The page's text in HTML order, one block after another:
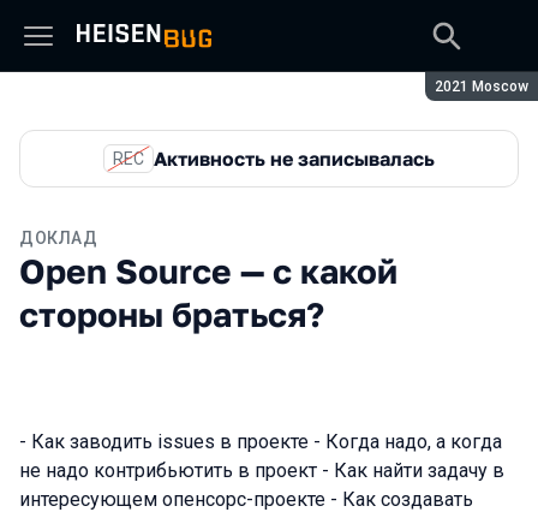
Сезон:
2021 Moscow
REC Активность не записывалась
ДОКЛАД
Open Source — с какой
стороны браться?
- Как заводить issues в проекте - Когда надо, а когда
не надо контрибьютить в проект - Как найти задачу в
интересующем опенсорс-проекте - Как создавать